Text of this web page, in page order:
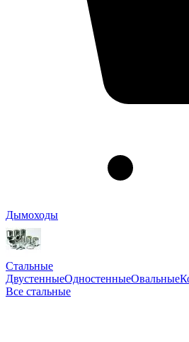
Дымоходы
Стальные
ДвустенныеОдностенныеОвальные
Все стальные